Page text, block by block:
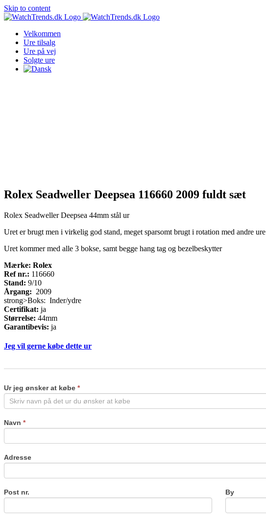
Skip to content
Velkommen
Ure tilsalg
Ure på vej
Solgte ure
Rolex Seadweller Deepsea 116660 2009 fuldt sæt
Rolex Seadweller Deepsea 44mm stål ur
Uret er brugt men i virkelig god stand, meget sparsomt brugt i rotation med andre ure
Uret kommer med alle 3 bokse, samt begge hang tag og bezelbeskytter
Mærke: Rolex
Ref nr.: 116660
Stand: 9/10
Årgang: 2009
strong>Boks: Inder/ydre
Certifikat: ja
Størrelse: 44mm
Garantibevis: ja
Jeg vil gerne købe dette ur
Ur jeg ønsker at købe *
Navn *
Adresse
Post nr. By
human,
leave
this
blank.